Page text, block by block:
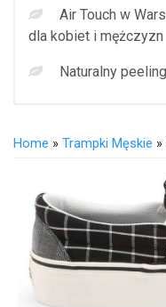
Air Touch w
dla kobiet i mężczyzn
Naturalny
Home » Trampki Męskie